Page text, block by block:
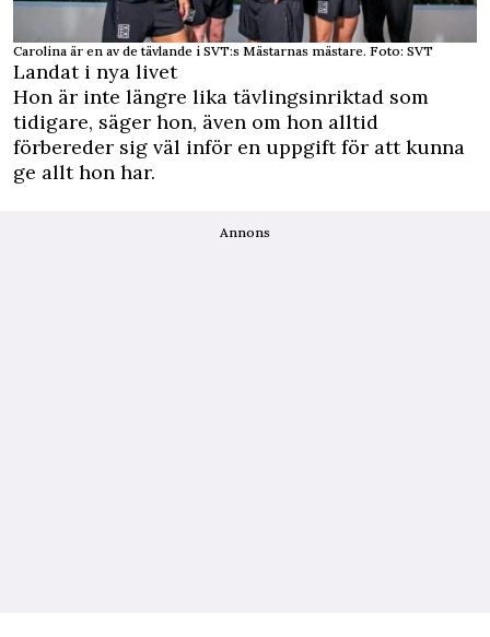
Carolina är en av de tävlande i SVT:s Mästarnas mästare. Foto: SVT
Landat i nya livet
Hon är inte längre lika tävlingsinriktad som
tidigare, säger hon, även om hon alltid
förbereder sig väl inför en uppgift för att kunna
ge allt hon har.
Annons